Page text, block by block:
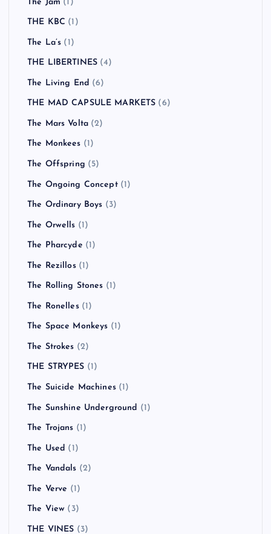
The Jam (1)
THE KBC (1)
The La’s (1)
THE LIBERTINES (4)
The Living End (6)
THE MAD CAPSULE MARKETS (6)
The Mars Volta (2)
The Monkees (1)
The Offspring (5)
The Ongoing Concept(1)
The Ordinary Boys (3)
The Orwells (1)
The Pharcyde (1)
The Rezillos(1)
The Rolling Stones (1)
The Ronelles(1)
The Space Monkeys (1)
The Strokes (2)
THE STRYPES (1)
The Suicide Machines(1)
The Sunshine Underground (1)
The Trojans (1)
The Used (1)
The Vandals (2)
The Verve (1)
The View (3)
THE VINES (3)